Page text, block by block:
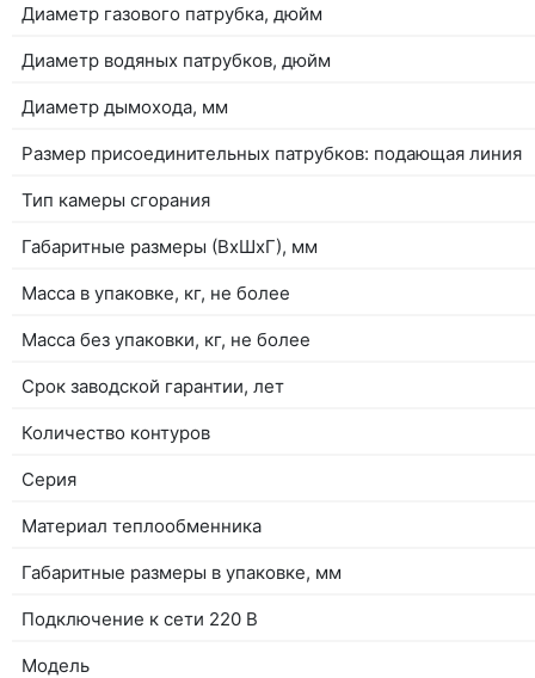
Диаметр газового патрубка, дюйм
Диаметр водяных патрубков, дюйм
Диаметр дымохода, мм
Размер присоединительных патрубков: подающая линия
Тип камеры сгорания
Габаритные размеры (ВхШхГ), мм
Масса в упаковке, кг, не более
Масса без упаковки, кг, не более
Срок заводской гарантии, лет
Количество контуров
Серия
Материал теплообменника
Габаритные размеры в упаковке, мм
Подключение к сети 220 В
Модель